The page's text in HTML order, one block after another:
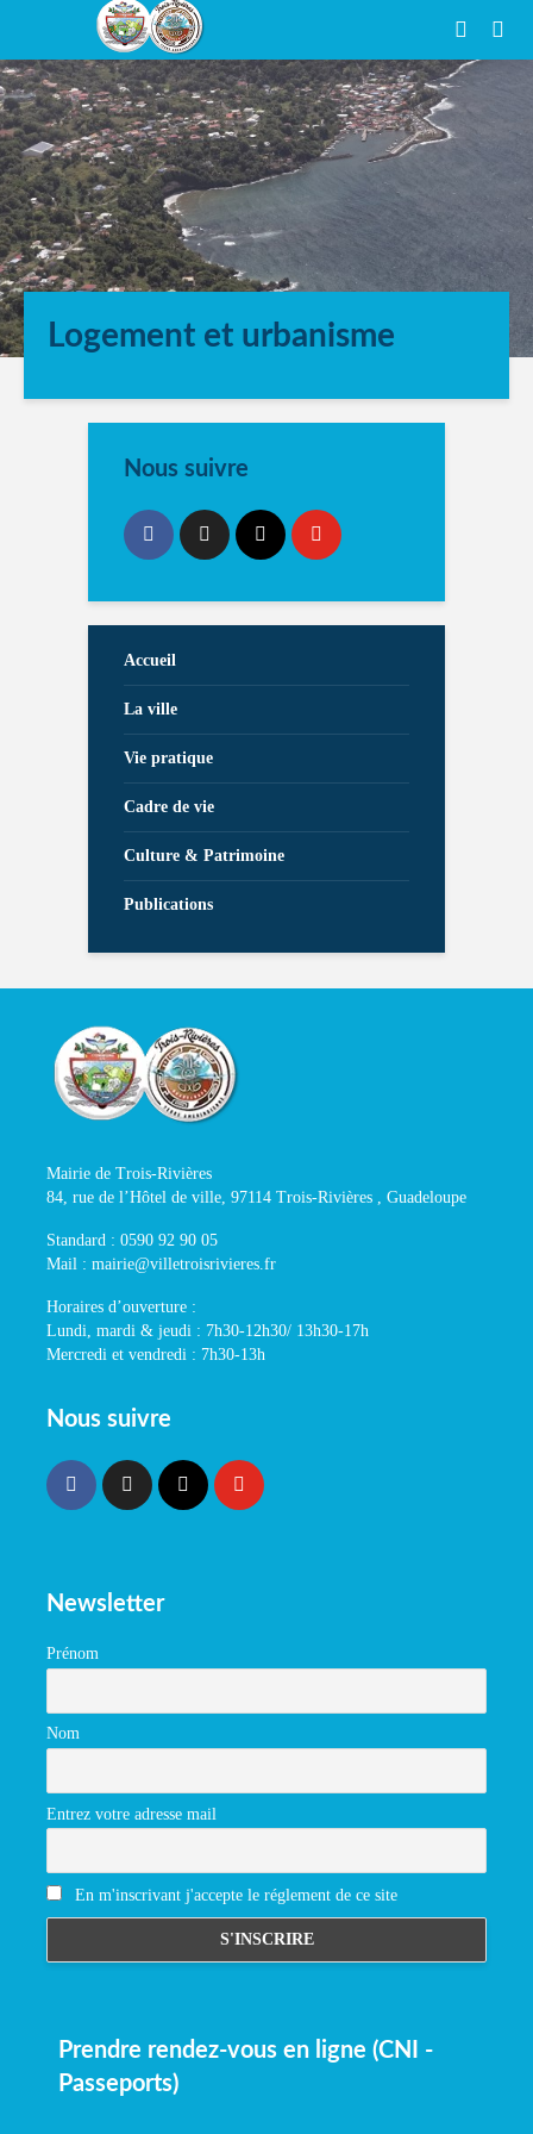
Logement et urbanisme
Nous suivre
Accueil
La ville
Vie pratique
Cadre de vie
Culture & Patrimoine
Publications
Mairie de Trois-Rivières
84, rue de l’Hôtel de ville, 97114 Trois-Rivières , Guadeloupe
Standard : 0590 92 90 05
Mail : mairie@villetroisrivieres.fr
Horaires d’ouverture :
Lundi, mardi & jeudi : 7h30-12h30/ 13h30-17h
Mercredi et vendredi : 7h30-13h
Nous suivre
Newsletter
Prénom
Nom
Entrez votre adresse mail
En m'inscrivant j'accepte le réglement de ce site
Prendre rendez-vous en ligne (CNI -
Passeports)